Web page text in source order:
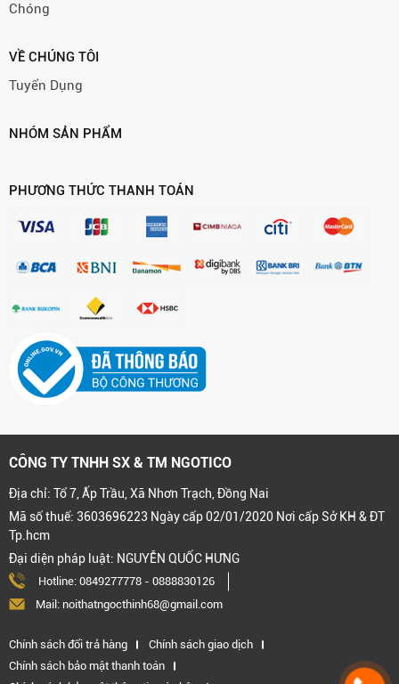
Chóng
VỀ CHÚNG TÔI
Tuyển Dụng
NHÓM SẢN PHẨM
PHƯƠNG THỨC THANH TOÁN
CÔNG TY TNHH SX & TM NGOTICO
Địa chỉ: Tổ 7, Ấp Trầu, Xã Nhơn Trạch, Đồng Nai
Mã số thuế: 3603696223 Ngày cấp 02/01/2020 Nơi cấp Sở KH & ĐT
Tp.hcm
Đại diện pháp luật: NGUYỄN QUỐC HƯNG
Hotline: 0849277778 - 0888830126
Mail: noithatngocthinh68@gmail.com
Chính sách đổi trả hàng
Chính sách giao dịch
Chính sách bảo mật thanh toán